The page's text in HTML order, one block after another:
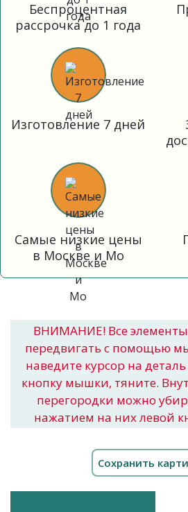
Беспроцентная
рассрочка до 1 года
Изготовление 7 дней
Самые низкие цены
в Москве и Мо
ВНИМАНИЕ! Все
передвигать с помощью
наведите курсор на
кнопку мышки, тяните.
перегородки можно
нажатием на них левой